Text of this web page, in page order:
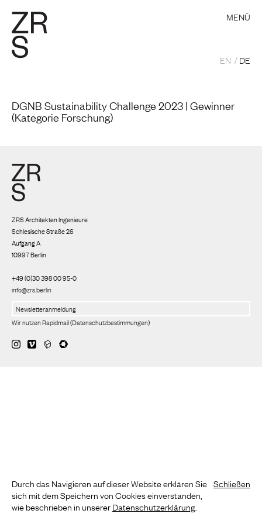
MENÜ
EN DE
DGNB Sustainability Challenge 2023 | Gewinner
(Kategorie Forschung)
ZRS Architekten Ingenieure
Schlesische Straße 26
Aufgang A
10997 Berlin
+49 (0)30 398 00 95-0
info@zrs.berlin
Wir nutzen Rapidmail(Datenschutzbestimmungen)
Durch das Navigieren auf dieser Website erklären Sie
sich mit dem Speichern von Cookies einverstanden,
wie beschrieben in unsererDatenschutzerklärung
Schließen